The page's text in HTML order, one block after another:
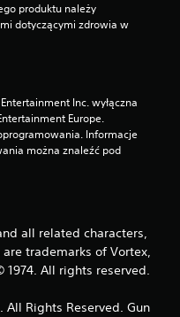
produktu należy
dotyczącymi zdrowia w
Inc. wyłączna
Europe.
Informacje
można znaleźć pod
all related characters,
trademarks of Vortex,
All rights reserved.
Rights Reserved. Gun